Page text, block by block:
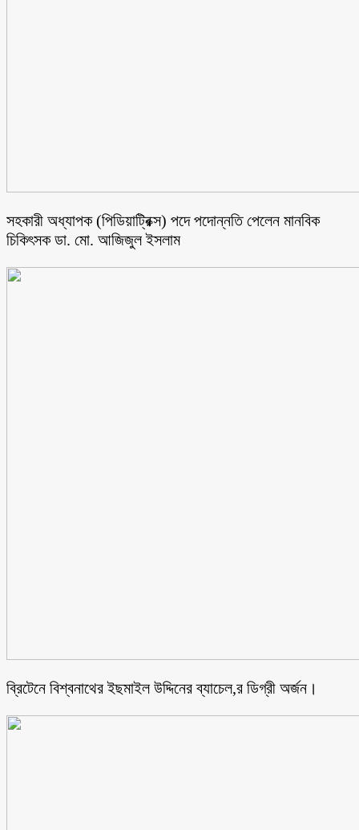
সহকারী অধ্যাপক (পিডিয়াট্রিক্স) পদে পদোন্নতি পেলেন মানবিক
চিকিৎসক ডা. মো. আজিজুল ইসলাম
ব্রিটেনে বিশ্বনাথের ইছমাইল উদ্দিনের ব্যাচেল,র ডিগ্রী অর্জন।